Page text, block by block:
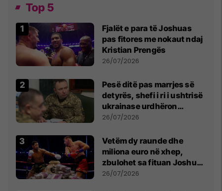
Top 5
Fjalët e para të Joshuas
pas fitores me nokaut ndaj
Kristian Prengës
26/07/2026
Pesë ditë pas marrjes së
detyrës, shefi i ri i ushtrisë
ukrainase urdhëron
kontroll të madh
26/07/2026
Vetëm dy raunde dhe
miliona euro në xhep,
zbulohet sa fituan Joshua
e Prenga
26/07/2026